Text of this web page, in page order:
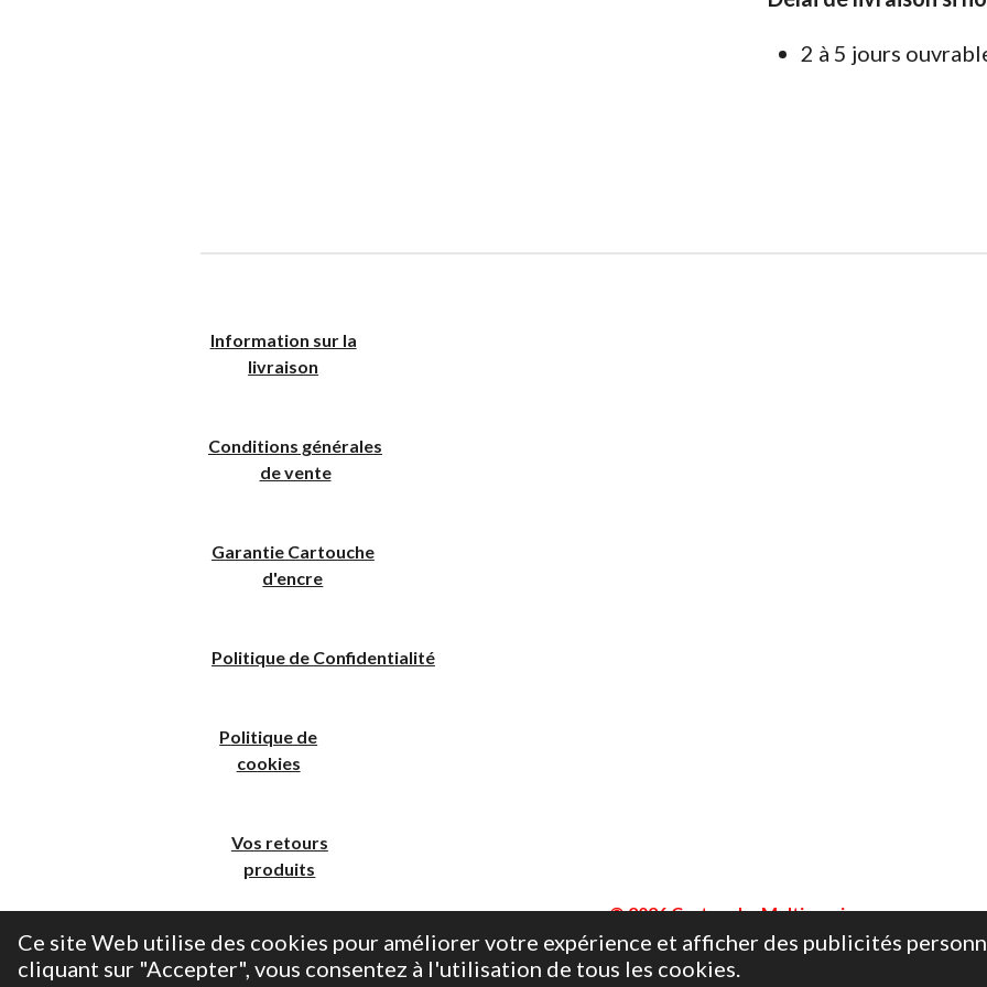
Ce site Web utilise des cookies pour améliorer votre expérience et afficher des publicités
cliquant sur "Accepter", vous consentez à l'utilisation de tous les cookies.
2 à 5 jours
Information sur la
livraison
Conditions générales
de vente
Garantie Cartouche
d'encre
Politique de Confidentialité
Politique de
cookies
Vos retours
produits
© 2026 Cartouche Multiservices